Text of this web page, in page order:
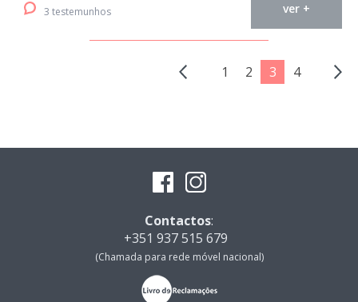
3 testemunhos ver +
1 2 3 4
Contactos:
+351 937 515 679
(Chamada para rede móvel nacional)